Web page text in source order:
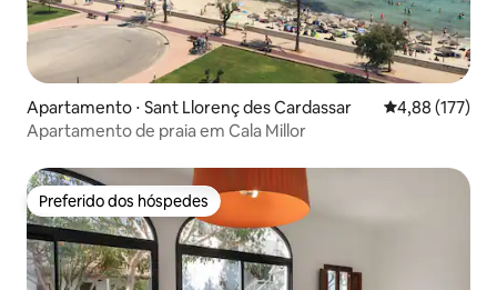
Apartamento ⋅ Sant Llorenç des Cardassar 4,88 de uma
4,88 (177)
Apartamento de praia em Cala Millor
Preferido dos hóspedes
Preferido dos hóspedes